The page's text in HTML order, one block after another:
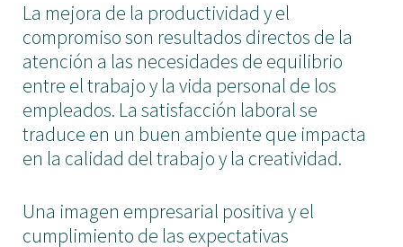
La mejora de la productividad y el
compromiso son resultados directos de la
atención a las necesidades de equilibrio
entre el trabajo y la vida personal de los
empleados. La satisfacción laboral se
traduce en un buen ambiente que impacta
en la calidad del trabajo y la creatividad.
Una imagen empresarial positiva y el
cumplimiento de las expectativas